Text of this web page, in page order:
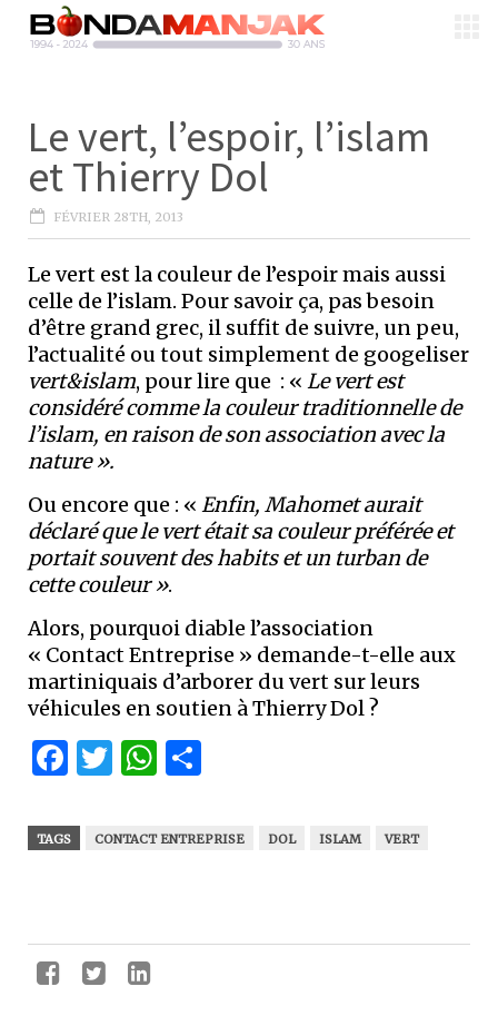
Le vert, l’espoir, l’islam
et Thierry Dol
FÉVRIER 28TH, 2013
Le vert est la couleur de l’espoir mais aussi
celle de l’islam. Pour savoir ça, pas besoin
d’être grand grec, il suffit de suivre, un peu,
l’actualité ou tout simplement de googeliser
vert&islam, pour lire que : « Le vert est
considéré comme la couleur traditionnelle de
l’islam, en raison de son association avec la
nature ».
Ou encore que : « Enfin, Mahomet aurait
déclaré que le vert était sa couleur préférée et
portait souvent des habits et un turban de
cette couleur ».
Alors, pourquoi diable l’association
« Contact Entreprise » demande-t-elle aux
martiniquais d’arborer du vert sur leurs
véhicules en soutien à Thierry Dol ?
Facebook
Twitter
WhatsApp
TAGS CONTACT ENTREPRISE DOL ISLAM VERT